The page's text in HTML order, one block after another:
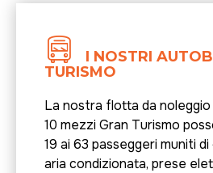
I NOSTRI
TURISMO
La nostra flotta da
10 mezzi Gran Turismo
19 ai 63 passeggeri muniti
aria condizionata, prese